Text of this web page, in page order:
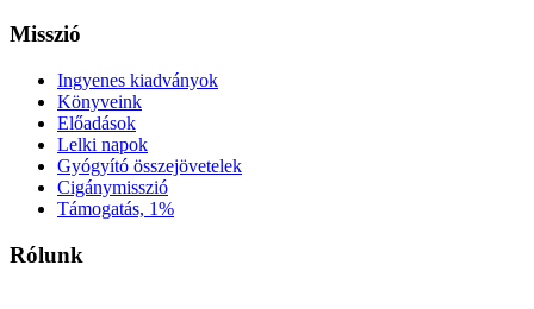
Misszió
Ingyenes kiadványok
Könyveink
Előadások
Lelki napok
Gyógyító összejövetelek
Cigánymisszió
Támogatás, 1%
Rólunk